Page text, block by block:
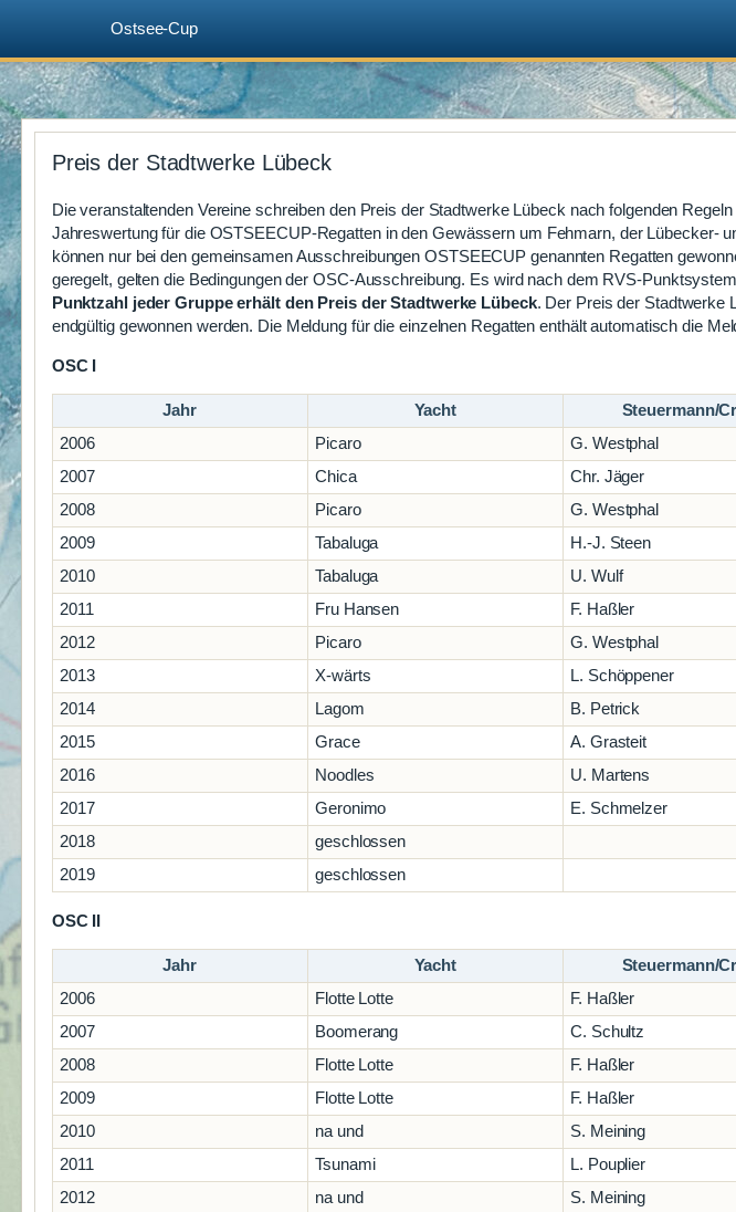
Zum
Inhalt
springen
Ostsee-Cup
Preis der Stadtwerke Lübeck
Die veranstaltenden Vereine schreiben den Preis der Stadtwerke Lübeck nach folgenden
Jahreswertung für die OSTSEECUP-Regatten in den Gewässern um Fehmarn, der Lübecker-
können nur bei den gemeinsamen Ausschreibungen OSTSEECUP genannten Regatten
geregelt, gelten die Bedingungen der OSC-Ausschreibung. Es wird nach dem RVS-
Punktzahl jeder Gruppe erhält den Preis der Stadtwerke Lübeck. Der Preis der Stadtwerke
endgültig gewonnen werden. Die Meldung für die einzelnen Regatten enthält automatisch die
OSC I
Jahr Yacht Steuermann/
2006
Picaro G. Westphal
2007
Chica Chr. Jäger
2008
Picaro G. Westphal
2009
Tabaluga H.-J. Steen
2010
Tabaluga U. Wulf
2011
Fru Hansen F. Haßler
2012
Picaro G. Westphal
2013
X-wärts L. Schöppener
2014
Lagom B. Petrick
2015
Grace A. Grasteit
2016
Noodles U. Martens
2017
Geronimo E. Schmelzer
2018
geschlossen
2019
geschlossen
OSC II
Jahr Yacht Steuermann/
2006
Flotte Lotte F. Haßler
2007
Boomerang C. Schultz
2008
Flotte Lotte F. Haßler
2009
Flotte Lotte F. Haßler
2010
na und S. Meining
2011
Tsunami L. Pouplier
2012
na und S. Meining